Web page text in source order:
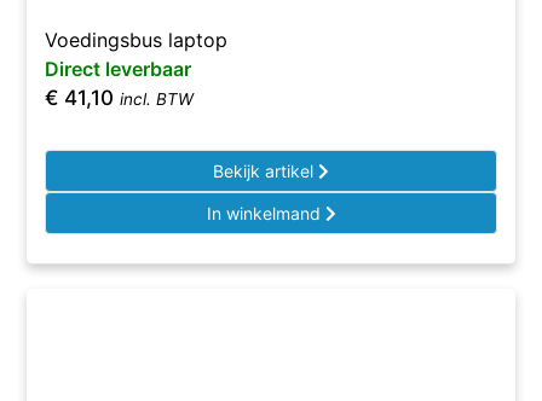
Voedingsbus laptop
Direct leverbaar
€ 41,10 incl. BTW
Bekijk artikel
In winkelmand